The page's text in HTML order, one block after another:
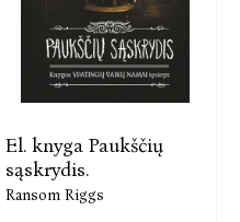
El. knyga Paukščių
sąskrydis.
Ransom Riggs